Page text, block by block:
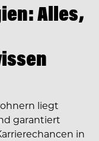
Alles,
liegt
garantiert
in